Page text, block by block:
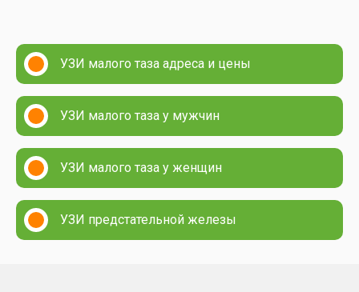
УЗИ малого таза адреса и цены
УЗИ малого таза у мужчин
УЗИ малого таза у женщин
УЗИ предстательной железы